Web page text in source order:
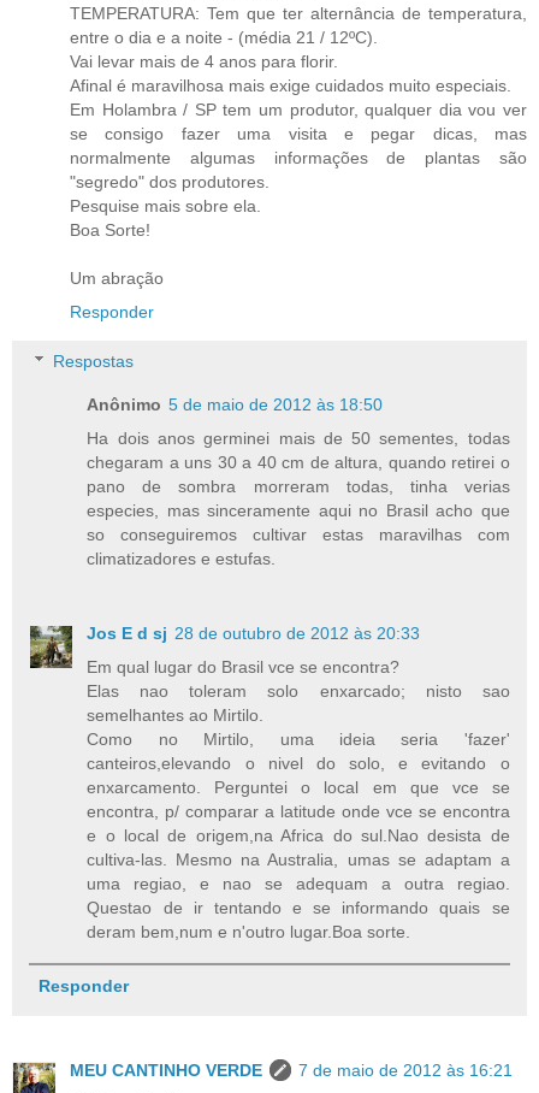
TEMPERATURA: Tem que ter alternância de temperatura,
entre o dia e a noite - (média 21 / 12ºC).
Vai levar mais de 4 anos para florir.
Afinal é maravilhosa mais exige cuidados muito especiais.
Em Holambra / SP tem um produtor, qualquer dia vou ver
se consigo fazer uma visita e pegar dicas, mas
normalmente algumas informações de plantas são
"segredo" dos produtores.
Pesquise mais sobre ela.
Boa Sorte!
Um abração
Responder
Respostas
Anônimo 5 de maio de 2012 às 18:50
Ha dois anos germinei mais de 50 sementes, todas
chegaram a uns 30 a 40 cm de altura, quando retirei o
pano de sombra morreram todas, tinha verias
especies, mas sinceramente aqui no Brasil acho que
so conseguiremos cultivar estas maravilhas com
climatizadores e estufas.
Jos E d sj 28 de outubro de 2012 às 20:33
Em qual lugar do Brasil vce se encontra?
Elas nao toleram solo enxarcado; nisto sao
semelhantes ao Mirtilo.
Como no Mirtilo, uma ideia seria 'fazer'
canteiros,elevando o nivel do solo, e evitando o
enxarcamento. Perguntei o local em que vce se
encontra, p/ comparar a latitude onde vce se encontra
e o local de origem,na Africa do sul.Nao desista de
cultiva-las. Mesmo na Australia, umas se adaptam a
uma regiao, e nao se adequam a outra regiao.
Questao de ir tentando e se informando quais se
deram bem,num e n'outro lugar.Boa sorte.
Responder
MEU CANTINHO VERDE
7 de maio de 2012 às 16:21